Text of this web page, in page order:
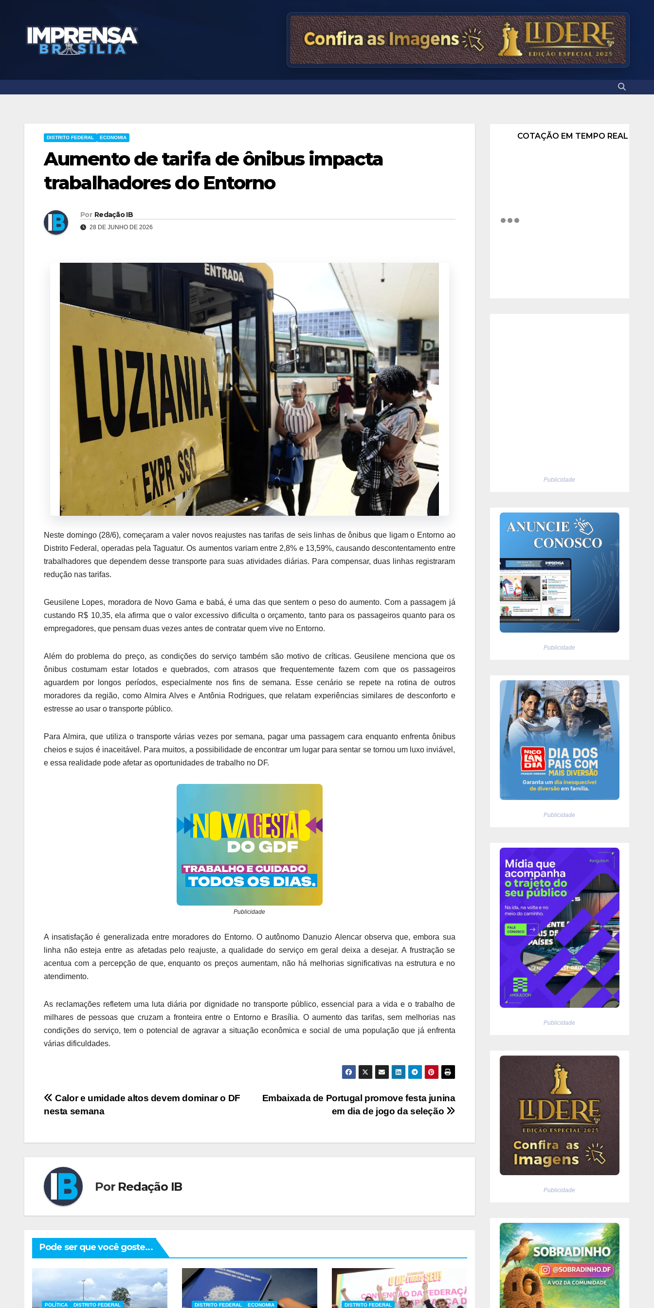
DISTRITO FEDERAL ECONOMIA
Aumento de tarifa de ônibus impacta
trabalhadores do Entorno
Por Redação IB
28 DE JUNHO DE 2026
Neste domingo (28/6), começaram a valer novos reajustes nas tarifas de seis linhas de ônibus que ligam o Entorno ao
Distrito Federal, operadas pela Taguatur. Os aumentos variam entre 2,8% e 13,59%, causando descontentamento entre
trabalhadores que dependem desse transporte para suas atividades diárias. Para compensar, duas linhas registraram
redução nas tarifas.
Geusilene Lopes, moradora de Novo Gama e babá, é uma das que sentem o peso do aumento. Com a passagem já
custando R$ 10,35, ela afirma que o valor excessivo dificulta o orçamento, tanto para os passageiros quanto para os
empregadores, que pensam duas vezes antes de contratar quem vive no Entorno.
Além do problema do preço, as condições do serviço também são motivo de críticas. Geusilene menciona que os
ônibus costumam estar lotados e quebrados, com atrasos que frequentemente fazem com que os passageiros
aguardem por longos períodos, especialmente nos fins de semana. Esse cenário se repete na rotina de outros
moradores da região, como Almira Alves e Antônia Rodrigues, que relatam experiências similares de desconforto e
estresse ao usar o transporte público.
Para Almira, que utiliza o transporte várias vezes por semana, pagar uma passagem cara enquanto enfrenta ônibus
cheios e sujos é inaceitável. Para muitos, a possibilidade de encontrar um lugar para sentar se tornou um luxo inviável,
e essa realidade pode afetar as oportunidades de trabalho no DF.
Publicidade
A insatisfação é generalizada entre moradores do Entorno. O autônomo Danuzio Alencar observa que, embora sua
linha não esteja entre as afetadas pelo reajuste, a qualidade do serviço em geral deixa a desejar. A frustração se
acentua com a percepção de que, enquanto os preços aumentam, não há melhorias significativas na estrutura e no
atendimento.
As reclamações refletem uma luta diária por dignidade no transporte público, essencial para a vida e o trabalho de
milhares de pessoas que cruzam a fronteira entre o Entorno e Brasília. O aumento das tarifas, sem melhorias nas
condições do serviço, tem o potencial de agravar a situação econômica e social de uma população que já enfrenta
várias dificuldades.
Navegação
Post
Embaixada de Portugal promove festa junina
em dia de jogo da seleção
Calor e umidade altos devem dominar o DF
nesta semana
Por Redação IB
Pode ser que você goste...
POLÍTICA DISTRITO FEDERAL DISTRITO FEDERAL ECONOMIA DISTRITO FEDERAL
COTAÇÃO EM TEMPO REAL
Publicidade
Publicidade
Publicidade
Publicidade
Publicidade